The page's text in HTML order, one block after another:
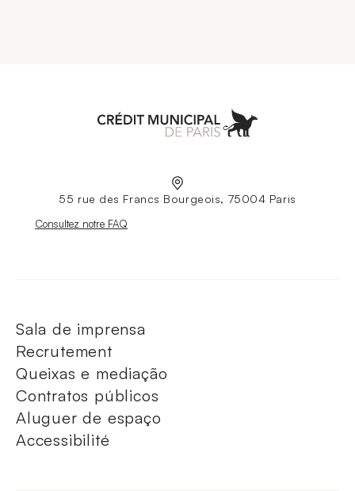
55 rue des Francs Bourgeois, 75004 Paris
Nouvelle fenêtre
Consultez notre FAQ
Sala de imprensa
Recrutement
Queixas e mediação
Contratos públicos
Aluguer de espaço
Accessibilité